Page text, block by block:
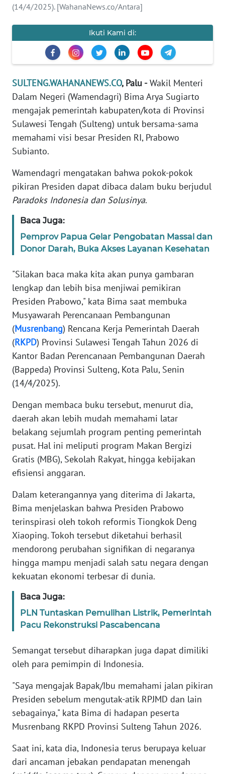
(14/4/2025). [WahanaNews.co/Antara]
Ikuti Kami di:
SULTENG.WAHANANEWS.CO, Palu -Wakil Menteri
Dalam Negeri (Wamendagri) Bima Arya Sugiarto
mengajak pemerintah kabupaten/kota di Provinsi
Sulawesi Tengah (Sulteng) untuk bersama-sama
memahami visi besar Presiden RI, Prabowo
Subianto.
Wamendagri mengatakan bahwa pokok-pokok
pikiran Presiden dapat dibaca dalam buku berjudul
Paradoks Indonesia dan Solusinya.
Baca Juga:
Pemprov Papua Gelar Pengobatan Massal dan
Donor Darah, Buka Akses Layanan Kesehatan
"Silakan baca maka kita akan punya gambaran
lengkap dan lebih bisa menjiwai pemikiran
Presiden Prabowo," kata Bima saat membuka
Musyawarah Perencanaan Pembangunan
(Musrenbang) Rencana Kerja Pemerintah Daerah
(RKPD) Provinsi Sulawesi Tengah Tahun 2026 di
Kantor Badan Perencanaan Pembangunan Daerah
(Bappeda) Provinsi Sulteng, Kota Palu, Senin
(14/4/2025).
Dengan membaca buku tersebut, menurut dia,
daerah akan lebih mudah memahami latar
belakang sejumlah program penting pemerintah
pusat. Hal ini meliputi program Makan Bergizi
Gratis (MBG), Sekolah Rakyat, hingga kebijakan
efisiensi anggaran.
Dalam keterangannya yang diterima di Jakarta,
Bima menjelaskan bahwa Presiden Prabowo
terinspirasi oleh tokoh reformis Tiongkok Deng
Xiaoping. Tokoh tersebut diketahui berhasil
mendorong perubahan signifikan di negaranya
hingga mampu menjadi salah satu negara dengan
kekuatan ekonomi terbesar di dunia.
Baca Juga:
PLN Tuntaskan Pemulihan Listrik, Pemerintah
Pacu Rekonstruksi Pascabencana
Semangat tersebut diharapkan juga dapat dimiliki
oleh para pemimpin di Indonesia.
"Saya mengajak Bapak/Ibu memahami jalan pikiran
Presiden sebelum mengutak-atik RPJMD dan lain
sebagainya," kata Bima di hadapan peserta
Musrenbang RKPD Provinsi Sulteng Tahun 2026.
Saat ini, kata dia, Indonesia terus berupaya keluar
dari ancaman jebakan pendapatan menengah
PEDOMAN
MEDIA
SIBER
REDAKSI
Wahana
News
Regional
SUMUT
JAKARTA
WN
JABAR
WN
BANTEN
WN
NTT
WN
KEPRI
WN
PAPUA
WN
BARAT
WN
RIAU
WN
WN
JAMBI
WN
SULTRA
WN
NTB
WN
WN